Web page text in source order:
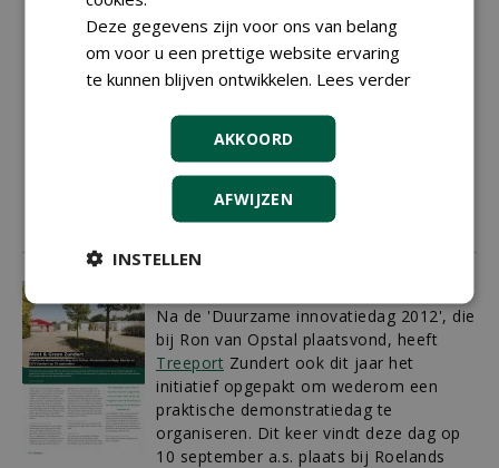
het grootste probleem bij het zaaien van
boomzaden - zou binnen de perken
moeten blijven. Vier Zundertse kwekers
namen na een presentatie van de
geestelijk vader van de papiermethode,
Lars Bols uit Denemarken, de proef op
de som en zetten in samenwerking met
Yvonne Leenaerts van Telermaat een
proef uit.
01-10-2014
19 sec
Na de 'Duurzame innovatiedag 2012', die
bij Ron van Opstal plaatsvond, heeft
Treeport Zundert ook dit jaar het
initiatief opgepakt om wederom een
praktische demonstratiedag te
organiseren. Dit keer vindt deze dag op
10 september a.s. plaats bij Roelands
Deze gegevens zijn voor ons van belang
om voor u een prettige website ervaring
te kunnen blijven ontwikkelen. Lees verder
AKKOORD
AFWIJZEN
INSTELLEN